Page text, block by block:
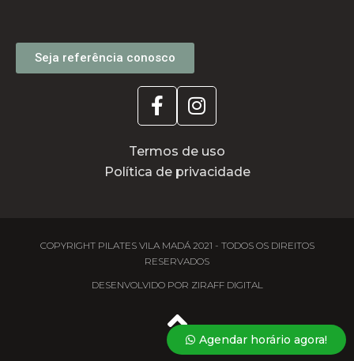
Termos de uso
Política de privacidade
Seja referência conosco
COPYRIGHT PILATES VILA MADÁ 2021 - TODOS OS DIREITOS
RESERVADOS
DESENVOLVIDO POR ZIRAFF DIGITAL
Agendar horário agora!